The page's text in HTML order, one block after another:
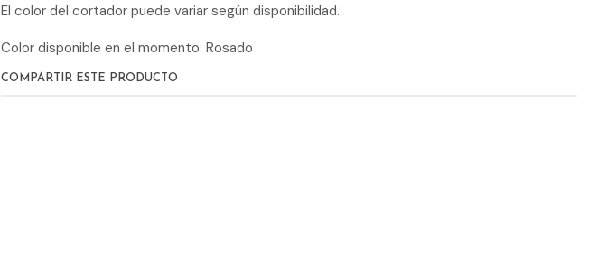
El color del cortador puede variar según disponibilidad.
Color disponible en el momento: Rosado
COMPARTIR ESTE PRODUCTO